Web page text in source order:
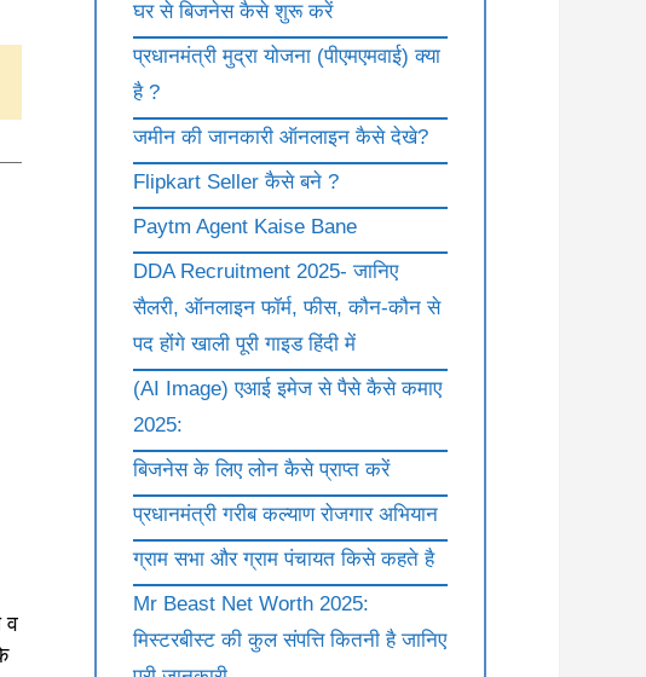
व
घर से बिजनेस कैसे शुरू करें
प्रधानमंत्री मुद्रा योजना (पीएमएमवाई) क्या
है ?
जमीन की जानकारी ऑनलाइन कैसे देखे?
Flipkart Seller कैसे बने ?
Paytm Agent Kaise Bane
DDA Recruitment 2025- जानिए
सैलरी, ऑनलाइन फॉर्म, फीस, कौन-कौन से
पद होंगे खाली पूरी गाइड हिंदी में
(AI Image) एआई इमेज से पैसे कैसे कमाए
2025:
बिजनेस के लिए लोन कैसे प्राप्त करें
प्रधानमंत्री गरीब कल्याण रोजगार अभियान
ग्राम सभा और ग्राम पंचायत किसे कहते है
Mr Beast Net Worth 2025:
मिस्टरबीस्ट की कुल संपत्ति कितनी है जानिए